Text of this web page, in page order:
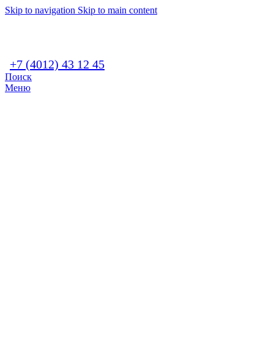
Skip to navigation Skip to main content
+7 (4012) 43 12 45
Поиск
Меню